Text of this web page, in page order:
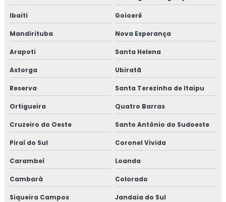
Ibaiti Goioerê
Mandirituba Nova Esperança
Arapoti Santa Helena
Astorga Ubiratã
Reserva Santa Terezinha de Itaipu
Ortigueira Quatro Barras
Cruzeiro do Oeste Santo Antônio do Sudoeste
Piraí do Sul Coronel Vivida
Carambeí Loanda
Cambará Colorado
Siqueira Campos Jandaia do Sul